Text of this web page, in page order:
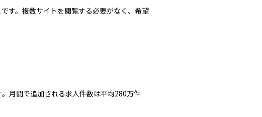
す。複数サイトを閲覧する必要がなく、希望
月間で追加される求人件数は平均280万件